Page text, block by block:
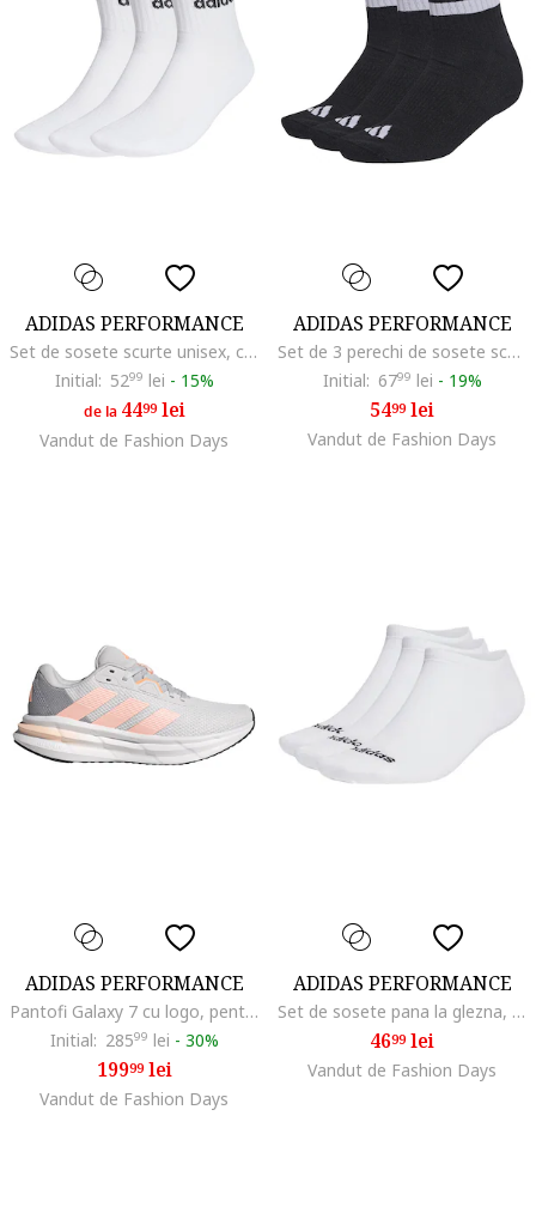
ADIDAS PERFORMANCE
Set de sosete scurte unisex, cu logo - 3 perechi, Alb
Initial: 5299 lei - 15%
de la 4499lei
Vandut de Fashion Days
ADIDAS PERFORMANCE
Set de 3 perechi de sosete scurte, Alb/Negru
Initial: 6799 lei - 19%
5499lei
Vandut de Fashion Days
ADIDAS PERFORMANCE
Pantofi Galaxy 7 cu logo, pentru alergare, Gri deschis/Roz somon
Initial: 28599 lei - 30%
19999lei
Vandut de Fashion Days
ADIDAS PERFORMANCE
Set de sosete pana la glezna, unisex - 3 perechi, Alb
4699lei
Vandut de Fashion Days